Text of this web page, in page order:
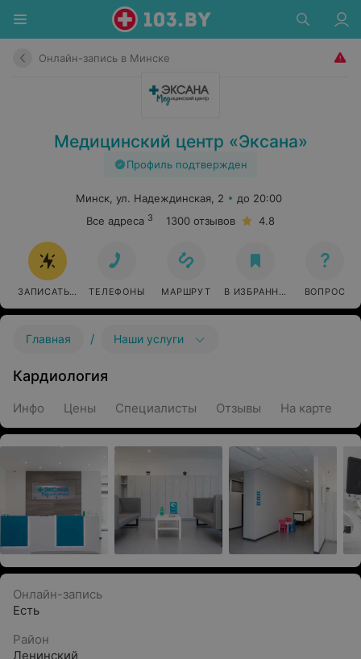
Онлайн-запись в Минске
Медицинский центр «Эксана»
Профиль подтвержден
Минск, ул. Надеждинская, 2
до 20:00
Все адреса 3 1300 отзывов 4.8
ЗАПИСАТЬСЯ ОНЛАЙН
ТЕЛЕФОНЫ МАРШРУТ В ИЗБРАННОЕ ВОПРОС
Главная / Наши услуги
Кардиология
Инфо Цены Специалисты Отзывы На карте
Онлайн-запись
Есть
Район
Ленинский